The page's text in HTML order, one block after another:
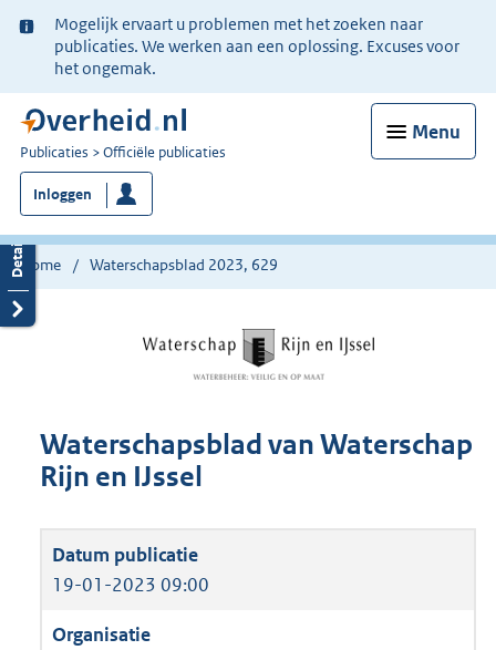
Ter
informatie:
Mogelijk ervaart u problemen met het zoeken naar
publicaties. We werken aan een oplossing. Excuses voor
het ongemak.
Menu
U
bent
nu
hier:
Publicaties Officiële publicaties
Inloggen
Home Waterschapsblad 2023, 629
Waterschapsblad van Waterschap
Rijn en IJssel
19-01-2023 09:00